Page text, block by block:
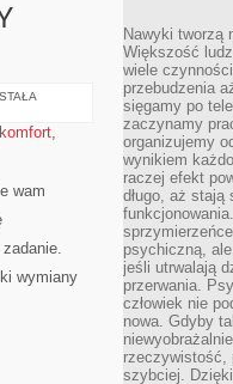
komfort,
wam
wymiany
Nawyki tworzą
Większość
wiele
przebudzenia
sięgamy po
zaczynamy
organizujemy
wynikiem
raczej efekt
długo, aż
psychiczną,
jeśli utrwalają
przerwania.
człowiek nie
nowa. Gdyby
rzeczywistość,
szybciej.